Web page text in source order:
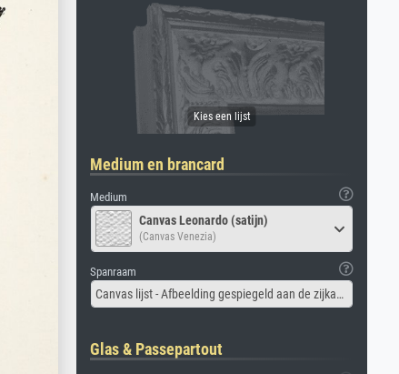
Medium en brancard
Medium
Canvas Leonardo (satijn)
(Canvas Venezia)
Spanraam
Canvas lijst - Afbeelding gespiegeld aan de zijkant
Glas & Passepartout